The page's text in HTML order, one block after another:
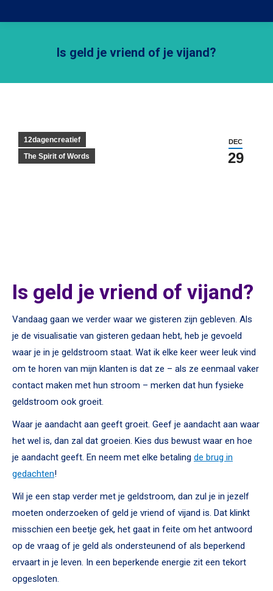
Is geld je vriend of je vijand?
DEC
29
12dagencreatief
The Spirit of Words
Is geld je vriend of vijand?
Vandaag gaan we verder waar we gisteren zijn gebleven. Als
je de visualisatie van gisteren gedaan hebt, heb je gevoeld
waar je in je geldstroom staat. Wat ik elke keer weer leuk vind
om te horen van mijn klanten is dat ze – als ze eenmaal vaker
contact maken met hun stroom – merken dat hun fysieke
geldstroom ook groeit.
Waar je aandacht aan geeft groeit. Geef je aandacht aan waar
het wel is, dan zal dat groeien. Kies dus bewust waar en hoe
je aandacht geeft. En neem met elke betaling de brug in
gedachten!
Wil je een stap verder met je geldstroom, dan zul je in jezelf
moeten onderzoeken of geld je vriend of vijand is. Dat klinkt
misschien een beetje gek, het gaat in feite om het antwoord
op de vraag of je geld als ondersteunend of als beperkend
ervaart in je leven. In een beperkende energie zit een tekort
opgesloten.